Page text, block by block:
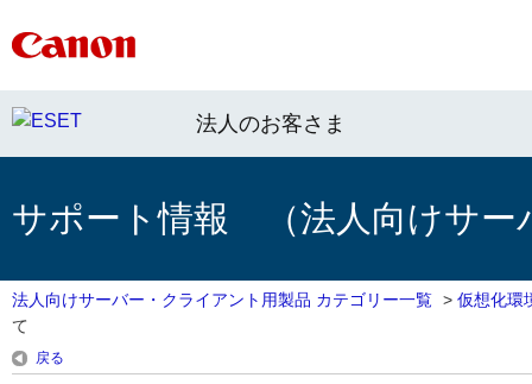
法人のお客さま
サポート情報 （法人向けサー
法人向けサーバー・クライアント用製品 カテゴリー一覧 > 仮想化環
て
戻る